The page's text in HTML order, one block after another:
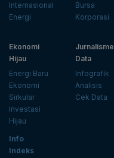
Internasional
Energi
Bursa
Korporasi
Ekonomi
Hijau
Energi Baru
Ekonomi
Sirkular
Investasi
Hijau
Jurnalisme
Data
Infografik
Analisis
Cek Data
Info
Indeks